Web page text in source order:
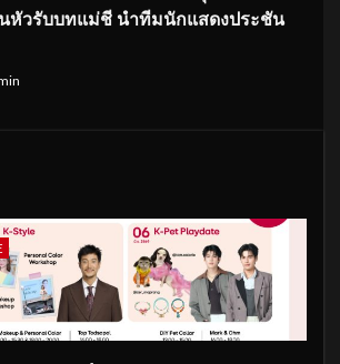
หัวรับบทแม่ชี นำทีมนักแสดงประชัน